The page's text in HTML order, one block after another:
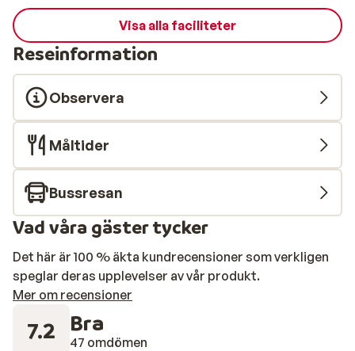
Visa alla faciliteter
Reseinformation
Observera
Måltider
Bussresan
Vad våra gäster tycker
Det här är 100 % äkta kundrecensioner som verkligen
speglar deras upplevelser av vår produkt.
Mer om recensioner
7.2 Bra
47 omdömen